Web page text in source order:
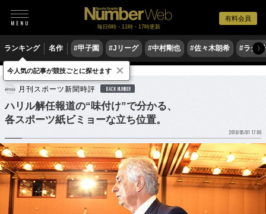
有料会員
毎日6時・11時・17時更新
ランキング 名作 #甲子園 #Jリーグ #中村剛也 #佐々木朗希 #ラグ〉
サッカー サッカー日本代表
月刊スポーツ新聞時評 BACK NUMBER
ハリル解任報道の“味付け”で分かる、
各スポーツ紙ビミョーな立ち位置。
2018/05/01 17:00
今人気の記事が競技ごとに探せます ×